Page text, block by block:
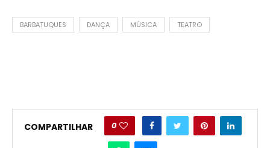
BARBATUQUES DANÇA MÚSICA TEATRO
COMPARTILHAR 0